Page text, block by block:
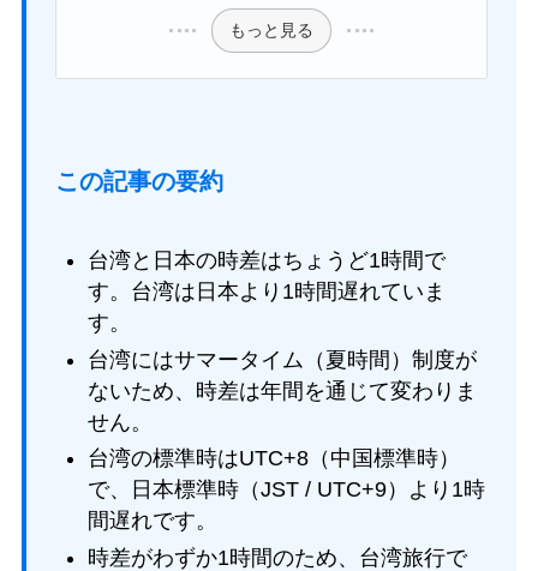
もっと見る
この記事の要約
台湾と日本の時差はちょうど1時間で
す。台湾は日本より1時間遅れていま
す。
台湾にはサマータイム（夏時間）制度が
ないため、時差は年間を通じて変わりま
せん。
台湾の標準時はUTC+8（中国標準時）
で、日本標準時（JST / UTC+9）より1時
間遅れです。
時差がわずか1時間のため、台湾旅行で